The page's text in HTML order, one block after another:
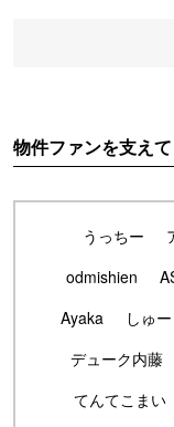
物件ファンを支え
うっちー
odmishien
Ayaka
しゅー
デューク内藤
てんてこまい